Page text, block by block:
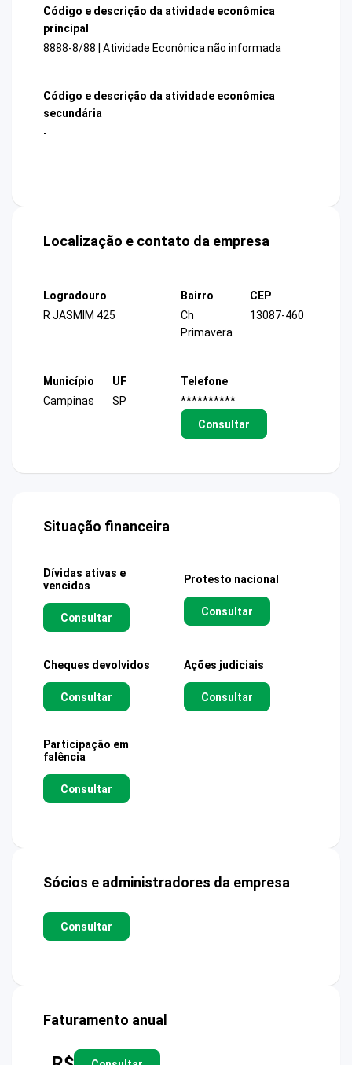
Código e descrição da atividade econômica
principal
8888-8/88 | Atividade Econônica não informada
Código e descrição da atividade econômica
secundária
-
Localização e contato da empresa
Logradouro
R JASMIM 425
Bairro
Ch
Primavera
CEP
13087-460
Município
Campinas
UF
SP
Telefone
**********
Consultar
Situação financeira
Dívidas ativas e
vencidas
Consultar
Protesto nacional
Consultar
Cheques devolvidos
Consultar
Ações judiciais
Consultar
Participação em
falência
Consultar
Sócios e administradores da empresa
Consultar
Faturamento anual